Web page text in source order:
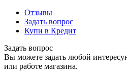
Отзывы
Задать вопрос
Купи в Кредит
Задать вопрос
Вы можете задать любой
или работе магазина.